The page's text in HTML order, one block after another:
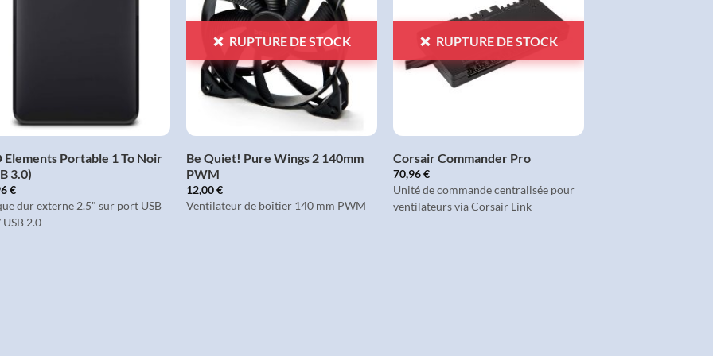
Elements Portable 1 To Noir
3.0)
€
dur externe 2.5" sur port USB
USB 2.0
À LA
LISTE
RUPTURE DE STOCK
Be Quiet! Pure Wings 2 140mm
PWM
12,00€
Ventilateur de boîtier 140 mm PWM
À LA
RUPTURE DE STOCK
Corsair Commander Pro
70,96€
Unité de commande centralisée pour
ventilateurs via Corsair Link